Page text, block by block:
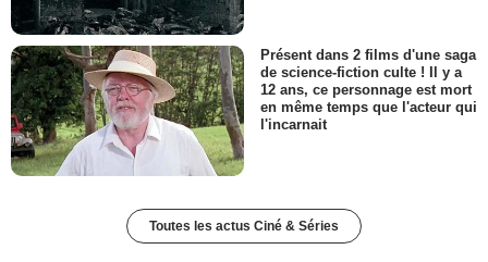
Présent dans 2 films d'une saga
de science-fiction culte ! Il y a
12 ans, ce personnage est mort
en même temps que l'acteur qui
l'incarnait
Toutes les actus Ciné & Séries